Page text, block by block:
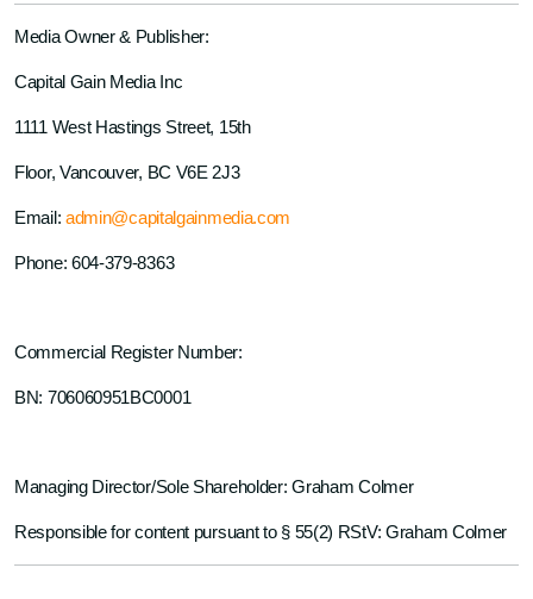
Media Owner & Publisher:
Capital Gain Media Inc
1111 West Hastings Street, 15th
Floor, Vancouver, BC V6E 2J3
Email: admin@capitalgainmedia.com
Phone: 604-379-8363
Commercial Register Number:
BN: 706060951BC0001
Managing Director/Sole Shareholder: Graham Colmer
Responsible for content pursuant to § 55(2) RStV: Graham Colmer